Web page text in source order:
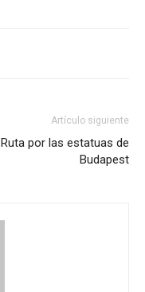
Artículo siguiente
Ruta por las estatuas de
Budapest